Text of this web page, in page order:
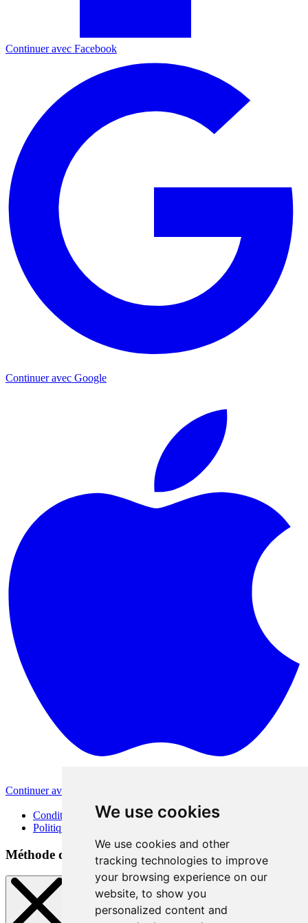
We use cookies
We use cookies and other
tracking technologies to improve
your browsing experience on our
website, to show you
personalized content and
Continuer avec Facebook
Continuer avec Google
Continuer avec Apple
Conditions d'utilisation
Politique de confidentialité
Méthode de connexion